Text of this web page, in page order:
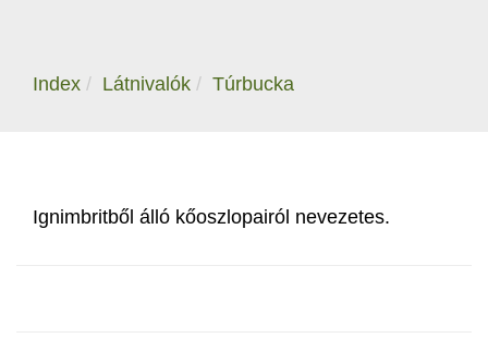
Index Látnivalók Túrbucka
Ignimbritből álló kőoszlopairól nevezetes.